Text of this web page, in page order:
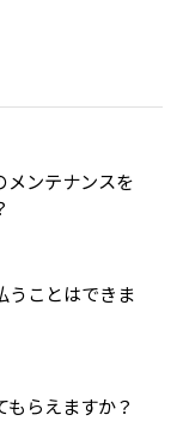
メンテナンスを
うことはできま
らえますか？